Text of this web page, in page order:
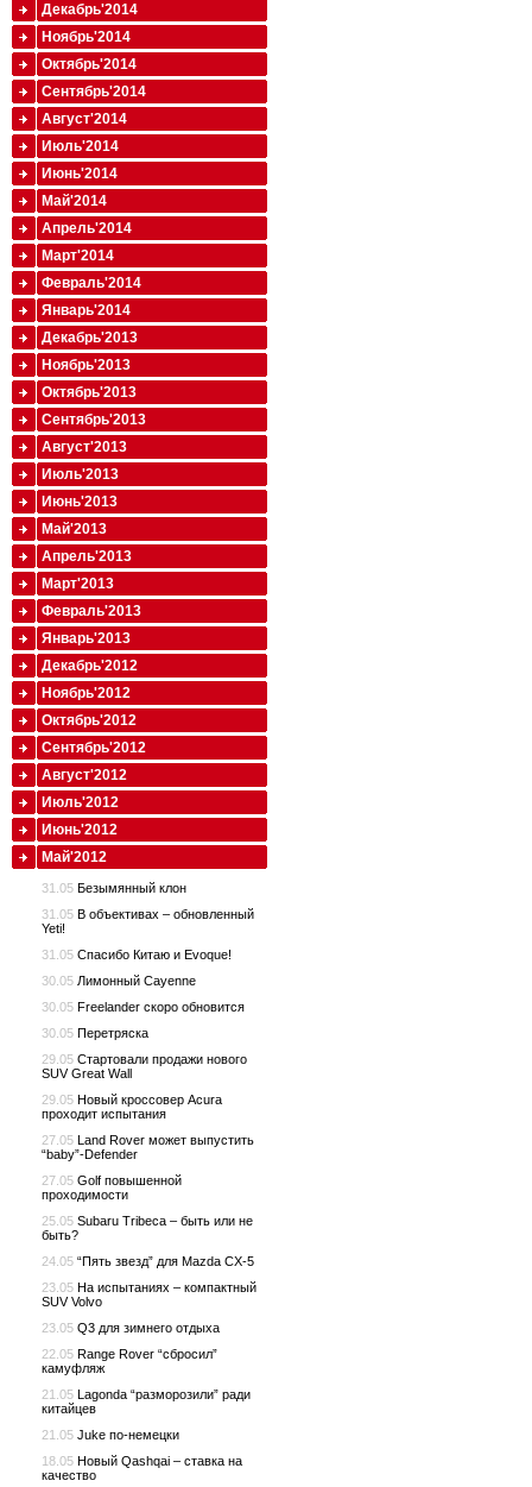
Декабрь'2014
Ноябрь'2014
Октябрь'2014
Сентябрь'2014
Август'2014
Июль'2014
Июнь'2014
Май'2014
Апрель'2014
Март'2014
Февраль'2014
Январь'2014
Декабрь'2013
Ноябрь'2013
Октябрь'2013
Сентябрь'2013
Август'2013
Июль'2013
Июнь'2013
Май'2013
Апрель'2013
Март'2013
Февраль'2013
Январь'2013
Декабрь'2012
Ноябрь'2012
Октябрь'2012
Сентябрь'2012
Август'2012
Июль'2012
Июнь'2012
Май'2012
31.05 Безымянный клон
31.05 В объективах – обновленный
Yeti!
31.05 Спасибо Китаю и Evoque!
30.05 Лимонный Cayenne
30.05 Freelander скоро обновится
30.05 Перетряска
29.05 Стартовали продажи нового
SUV Great Wall
29.05 Новый кроссовер Acura
проходит испытания
27.05 Land Rover может выпустить
“baby”-Defender
27.05 Golf повышенной
проходимости
25.05 Subaru Tribeca – быть или не
быть?
24.05 “Пять звезд” для Mazda CX-5
23.05 На испытаниях – компактный
SUV Volvo
23.05 Q3 для зимнего отдыха
22.05 Range Rover “сбросил”
камуфляж
21.05 Lagonda “разморозили” ради
китайцев
21.05 Juke по-немецки
18.05 Новый Qashqai – ставка на
качество